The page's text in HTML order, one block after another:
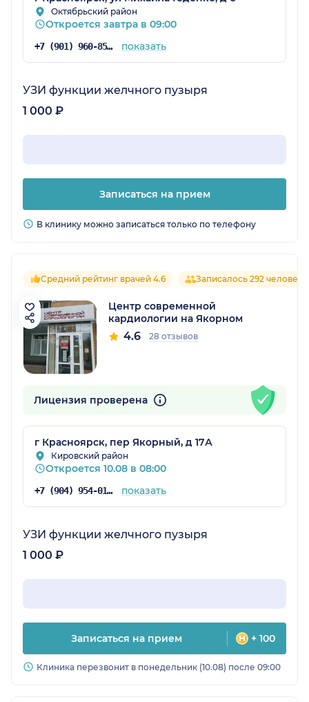
Октябрьский район
Откроется завтра в 09:00
+7 (901) 960-85-94 показать
УЗИ функции желчного пузыря
1 000 ₽
Записаться на прием
В клинику можно записаться только по телефону
Средний рейтинг врачей 4.6 Записалось 292 человека
Центр современной
кардиологии на Якорном
4.6 28 отзывов
Лицензия проверена
г Красноярск, пер Якорный, д 17А
Кировский район
Откроется 10.08 в 08:00
+7 (904) 954-01-72 показать
УЗИ функции желчного пузыря
1 000 ₽
Записаться на прием + 100
Клиника перезвонит в понедельник (10.08) после 09:00